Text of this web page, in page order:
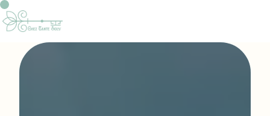
Panneau de gestion des cookies